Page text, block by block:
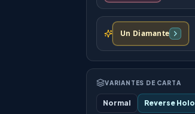
Un Diamante
VARIANTES DE CARTA
Normal Reverse Holo